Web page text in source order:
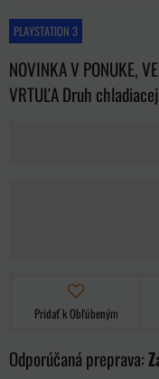
PLAYSTATION 3
NOVINKA V PONUKE,
VRTUĽA Druh
Pridať k Obľúbeným